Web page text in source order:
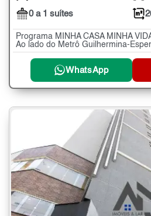
0 a 1 suítes
Programa MINHA CASA MINHA
Ao lado do Metrô Guilhermina-
WhatsApp